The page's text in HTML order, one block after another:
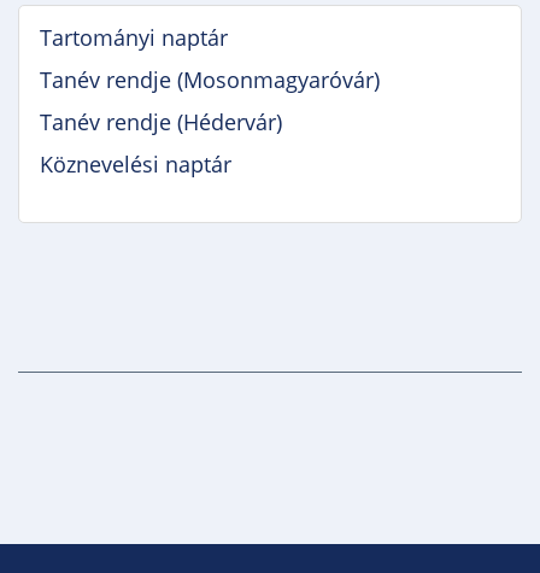
Tartományi naptár
Tanév rendje (Mosonmagyaróvár)
Tanév rendje (Hédervár)
Köznevelési naptár